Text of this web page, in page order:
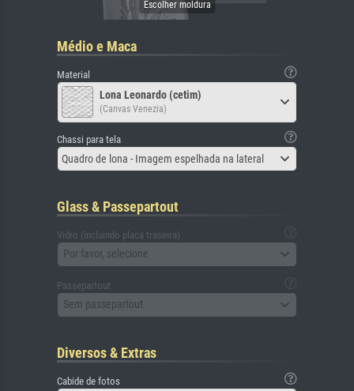
Médio e Maca
Material
Lona Leonardo (cetim)
(Canvas Venezia)
Chassi para tela
Quadro de lona - Imagem espelhada na lateral
Glass & Passepartout
Vidro (incluindo placa traseira)
Por favor, selecione
Passepartout
Sem passepartout
Diversos & Extras
Cabide de fotos